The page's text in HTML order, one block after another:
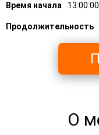
Время начала 13:00:00
Продолжительность
О